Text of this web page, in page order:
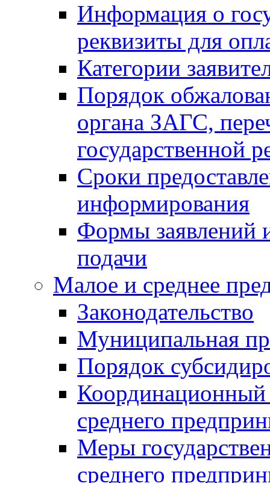
Информация о
реквизиты для
Категории
Порядок
органа ЗАГС,
государственной
Сроки
информирования
Формы заявлений
подачи
Малое и среднее
Законодательство
Муниципальная
Порядок
Координационный
среднего
Меры
среднего